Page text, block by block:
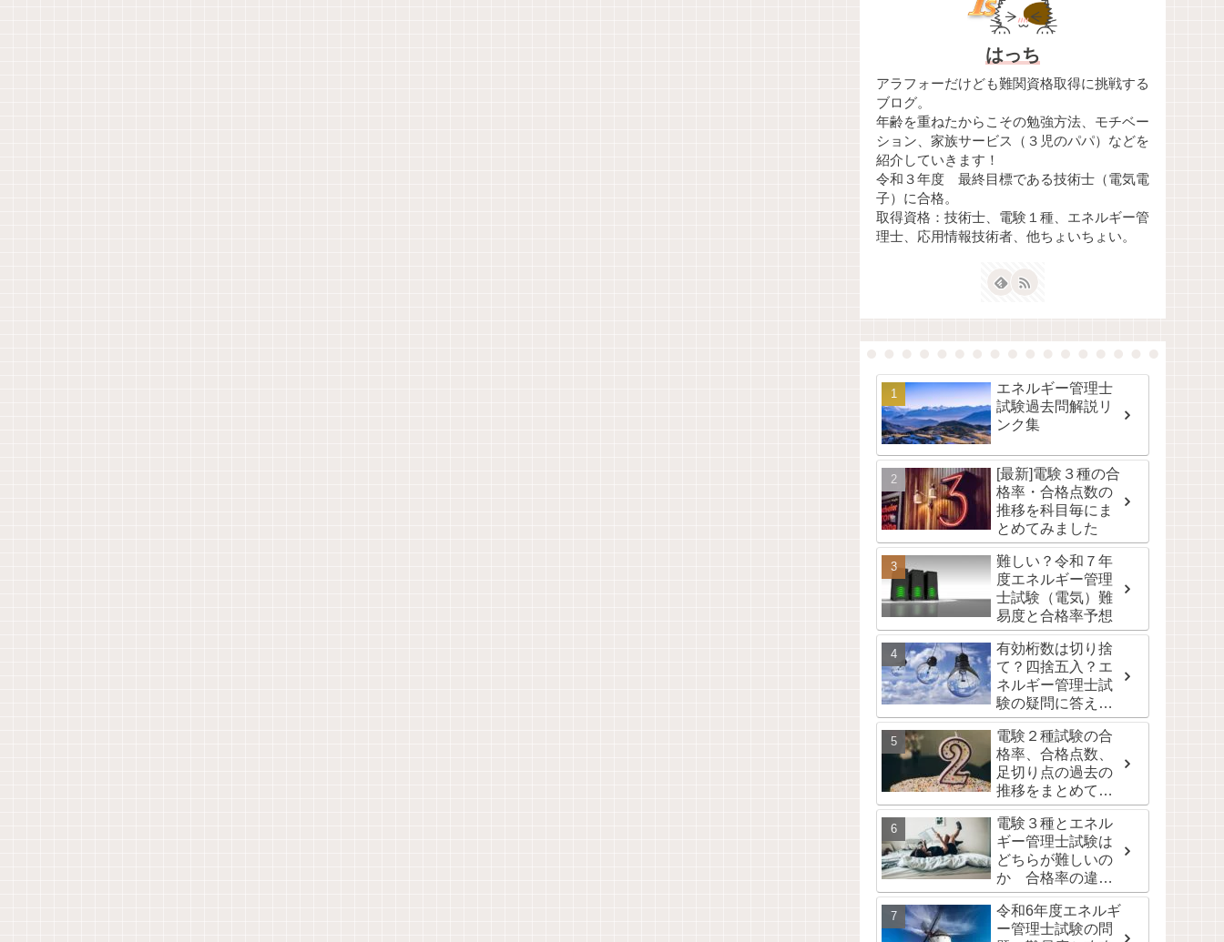
はっち
アラフォーだけども難関資格取得に挑戦する
ブログ。
年齢を重ねたからこその勉強方法、モチベー
ション、家族サービス（３児のパパ）などを
紹介していきます！
令和３年度 最終目標である技術士（電気電
子）に合格。
取得資格：技術士、電験１種、エネルギー管
理士、応用情報技術者、他ちょいちょい。
エネルギー管理士
試験過去問解説リ
ンク集
[最新]電験３種の合
格率・合格点数の
推移を科目毎にま
とめてみました
難しい？令和７年
度エネルギー管理
士試験（電気）難
易度と合格率予想
有効桁数は切り捨
て？四捨五入？エ
ネルギー管理士試
験の疑問に答えま
す。
電験２種試験の合
格率、合格点数、
足切り点の過去の
推移をまとめて公
開！
電験３種とエネル
ギー管理士試験は
どちらが難しいの
か 合格率の違い
は取りやすさの違
い
令和6年度エネルギ
ー管理士試験の問